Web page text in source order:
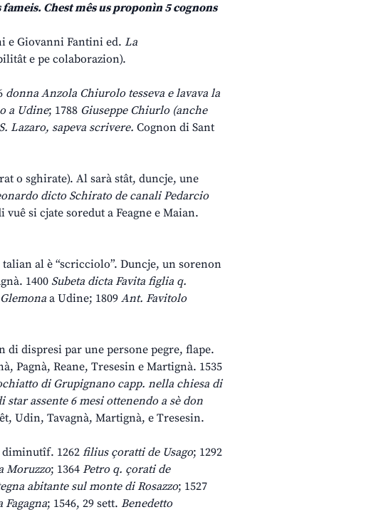
Chest mês us proponìn 5 cognons
e Giovanni Fantini ed. La
e pe colaborazion).
donna Anzola Chiurolo tesseva e lavava la
a Udine; 1788 Giuseppe Chiurlo (anche
Lazaro, sapeva scrivere. Cognon di Sant
o sghirate). Al sarà stât, duncje, une
dicto Schirato de canali Pedarcio
si cjate soredut a Feagne e Maian.
al è “scricciolo”. Duncje, un sorenon
1400 Subeta dicta Favita figlia q.
a Udine; 1809 Ant. Favitolo
di dispresi par une persone pegre, flape.
Pagnà, Reane, Tresesin e Martignà. 1535
di Grupignano capp. nella chiesa di
assente 6 mesi ottenendo a sè don
Udin, Tavagnà, Martignà, e Tresesin.
1262filius çoratti de Usago; 1292
Moruzzo; 1364 Petro q. çorati de
abitante sul monte di Rosazzo; 1527
; 1546, 29 sett. Benedetto